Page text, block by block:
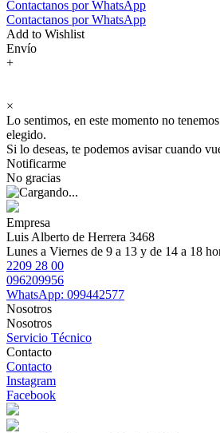
Contactanos por WhatsApp
Contactanos por WhatsApp
Add to Wishlist
Envío
+
×
Lo sentimos, en este momento no
elegido.
Si lo deseas, te podemos avisar cuando
Notificarme
No gracias
Empresa
Luis Alberto de Herrera 3468
Lunes a Viernes de 9 a 13 y de 14 a 18
2209 28 00
096209956
WhatsApp: 099442577
Nosotros
Nosotros
Servicio Técnico
Contacto
Contacto
Instagram
Facebook